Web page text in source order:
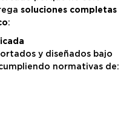
soluciones completas
:
y diseñados bajo
normativas de: